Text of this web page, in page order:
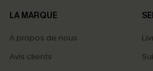
LA MARQUE
À propos de nous
Avis clients